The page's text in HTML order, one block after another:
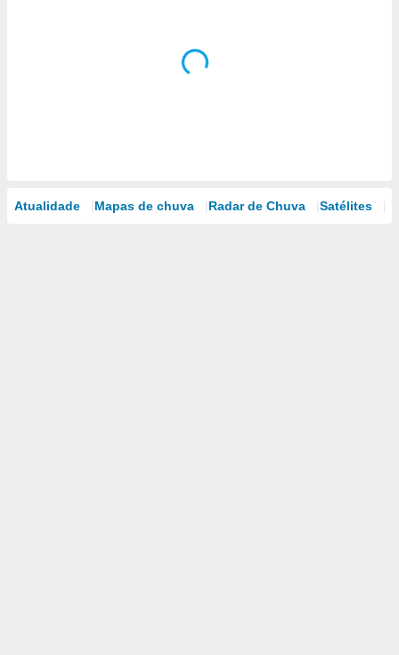
Atualidade Mapas de chuva Radar de Chuva Satélites